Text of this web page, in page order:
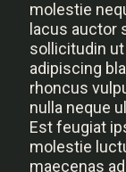
molestie
lacus auctor
sollicitudin
adipiscing
rhoncus
nulla neque
Est feugiat
molestie
maecenas